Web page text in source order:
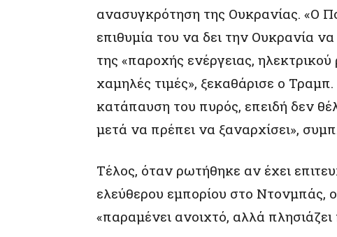
ανασυγκρότηση της Ουκρανίας. «Ο
επιθυμία του να δει την Ουκρανία
της «παροχής ενέργειας,
χαμηλές τιμές», ξεκαθάρισε ο
κατάπαυση του πυρός, επειδή δεν
μετά να πρέπει να ξαναρχίσει»,
Τέλος, όταν ρωτήθηκε αν έχει
ελεύθερου εμπορίου στο Ντονμπάς,
«παραμένει ανοιχτό, αλλά